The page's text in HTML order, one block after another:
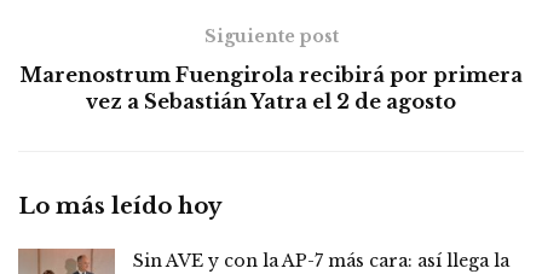
Siguiente post
Marenostrum Fuengirola recibirá por primera
vez a Sebastián Yatra el 2 de agosto
Lo más leído hoy
Sin AVE y con la AP-7 más cara: así llega la